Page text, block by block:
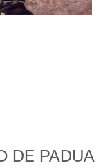
DE PADUA